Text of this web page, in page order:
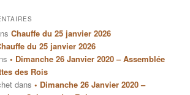
Chauffe du 25 janvier 2026
du 25 janvier 2026
• Dimanche 26 Janvier 2020 – Assemblée
des Rois
dans• Dimanche 26 Janvier 2020 –